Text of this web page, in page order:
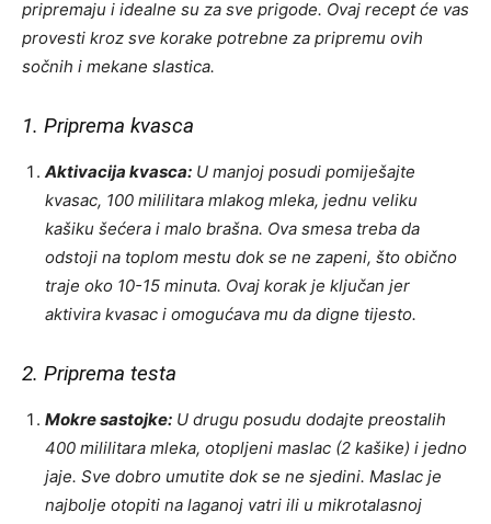
pripremaju i idealne su za sve prigode. Ovaj recept će vas
provesti kroz sve korake potrebne za pripremu ovih
sočnih i mekane slastica.
1. Priprema kvasca
Aktivacija kvasca: U manjoj posudi pomiješajte
kvasac, 100 mililitara mlakog mleka, jednu veliku
kašiku šećera i malo brašna. Ova smesa treba da
odstoji na toplom mestu dok se ne zapeni, što obično
traje oko 10-15 minuta. Ovaj korak je ključan jer
aktivira kvasac i omogućava mu da digne tijesto.
2. Priprema testa
Mokre sastojke: U drugu posudu dodajte preostalih
400 mililitara mleka, otopljeni maslac (2 kašike) i jedno
jaje. Sve dobro umutite dok se ne sjedini. Maslac je
najbolje otopiti na laganoj vatri ili u mikrotalasnoj